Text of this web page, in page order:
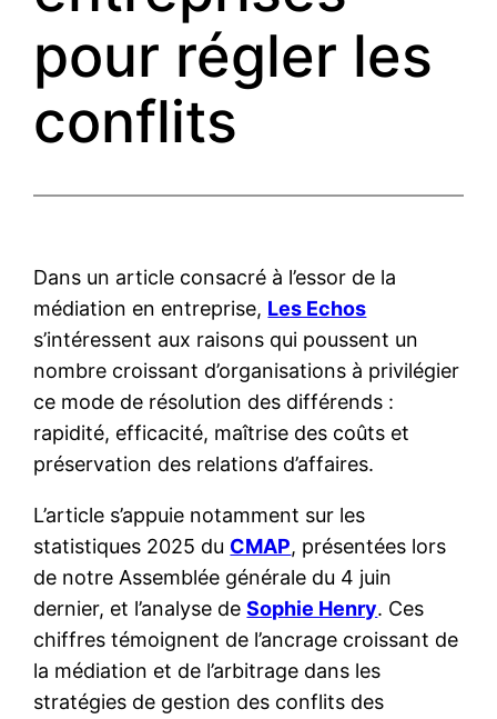
pour régler les
conflits
Dans un article consacré à l’essor de la
médiation en entreprise, Les Echos
s’intéressent aux raisons qui poussent un
nombre croissant d’organisations à privilégier
ce mode de résolution des différends :
rapidité, efficacité, maîtrise des coûts et
préservation des relations d’affaires.
L’article s’appuie notamment sur les
statistiques 2025 du CMAP, présentées lors
de notre Assemblée générale du 4 juin
dernier, et l’analyse deSophie Henry. Ces
chiffres témoignent de l’ancrage croissant de
la médiation et de l’arbitrage dans les
stratégies de gestion des conflits des